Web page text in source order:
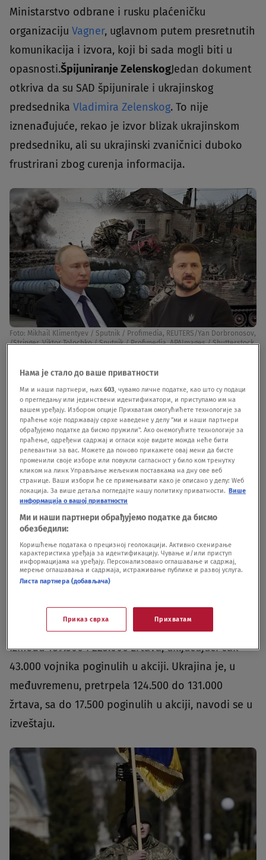
Ministarstvo odbrane i rusku plaćeničku
organizaciju Vagner, uglavnom putem presretnutih
komunikacija i izvora, koji bi sada mogli biti u
opasnosti.Špijuniranje ZelenskogJedan dokument
otkriva da su SAD špijunirale i ukrajinskog
predsednika Vladimira Zelenskog. To nije
iznenađujuće, rekao je izvor blizak ukrajinskom
predsedniku, ali su ukrajinski zvaničnici duboko
frustrirani zbog curenja informacija.
Foto: Mikhail Klimentyev / Sputnik / Profimedia, REUTERS/Yan Dorbronosov,
/Stringer, Viktor Tolochko / Sputnik / Profimedia, APAImages / Shutterstock
/Stringer, Viktor Tolochko / Sputnik / Profimedia, APAImages /
Shutterstock Editorial / Profimedia, Mikhail Klimentyev / Sputnik /
Profimedia
U izveštaju američke obaveštajne službe navodi
se da je Zelenski krajem februara "predložio udar
na ruske lokacije u Rostovskoj oblasti koristeći
bespilotne letelice, pošto Ukrajina nema oružje
dugog dometa sposobno da dosegne toliko
daleko".S tim u vezi, u drugom obaveštajnom
izveštaju se navodi da bi Kina mogla da iskoristi
ukrajinske udare na ciljeve duboko u Rusiji „kao
priliku da postaviNATO kao agresora i da može
napadi značajni“.Procene o žrtvamaPrema jednom
od dokumenata, ruske snage su u februaru imale
između 189.500 i 223.000 žrtava, uključujući čak
43.000 vojnika poginulih u akciji. Ukrajina je, u
međuvremenu, pretrpela 124.500 do 131.000
žrtava, sa do 17.500 poginulih u akciji, navodi se u
izveštaju.
Нама је стало до ваше приватности
Ми и наши партнери, њих603, чувамо личне податке, као што су подаци
о прегледању или јединствени идентификатори, и приступамо им на
вашем уређају. Избором опције Прихватам омогућићете технологије за
праћење које подржавају сврхе наведене у делу "ми и наши партнери
обрађујемо податке да бисмо пружили". Ако онемогућите технологије за
праћење, одређени садржај и огласи које видите можда неће бити
релевантни за вас. Можете да поново прикажете овај мени да бисте
променили своје изборе или повукли сагласност у било ком тренутку
кликом на линк Управљање жељеним поставкама на дну ове веб
странице. Ваши избори ће се примењивати како је описано у делу: Wеб
локација. За више детаља погледајте нашу политику приватности. Више
информација о вашој приватности
Ми и наши партнери обрађујемо податке да бисмо
обезбедили:
Коришћење података о прецизној геолокацији. Активно скенирање
карактеристика уређаја за идентификацију. Чување и/или приступ
информацијама на уређају. Персонализовано оглашавање и садржај,
мерење оглашавања и садржаја, истраживање публике и развој услуга.
Листа партнера (добављача)
Приказ сврха Прихватам